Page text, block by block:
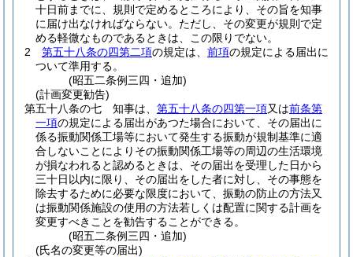
十日前までに、規則で定めるところにより、その旨を知事
に届け出なければならない。 ただし、その変更が規則で定
める軽微なものであるときは、この限りでない。
2
第五十八条の四第二項の規定は、 前項の規定による届出に
ついて準用する。
(昭五二条例三四・追加)
(計画変更勧告)
第五十八条の七
知事は、 第五十八条の四第一項又は前条第
一項の規定による届出があつた場合において、その届出に
係る振動関係工場等において発生する振動が規制基準に適
合しないことによりその振動関係工場等の周辺の生活環境
が損なわれると認めるときは、その届出を受理した日から
三十日以内に限り、その届出をした者に対し、その事態を
除去するために必要な限度において、振動の防止の方法又
は振動関係施設の使用の方法若しくは配置に関する計画を
変更すべきことを勧告することができる。
(昭五二条例三四・追加)
(氏名の変更等の届出)